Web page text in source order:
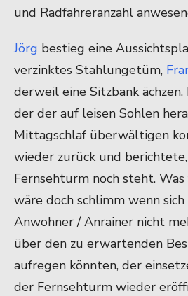
und Radfahreranzahl
Jörg bestieg eine
verzinktes Stahlungetüm,
derweil eine Sitzbank
der der auf leisen Sohlen
Mittagschlaf überwältigen
wieder zurück und
Fernsehturm noch steht.
wäre doch schlimm wenn
Anwohner / Anrainer nicht
über den zu erwartenden
aufregen könnten, der
der Fernsehturm wieder